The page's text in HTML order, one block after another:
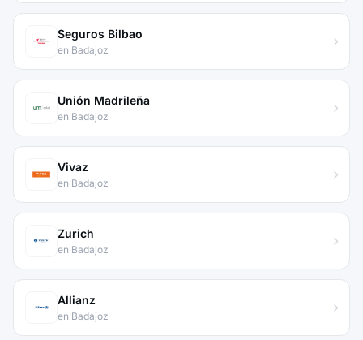
Seguros Bilbao
en Badajoz
Unión Madrileña
en Badajoz
Vivaz
en Badajoz
Zurich
en Badajoz
Allianz
en Badajoz